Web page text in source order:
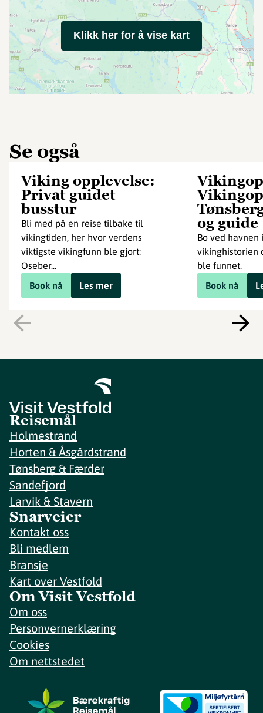
Klikk her for å vise kart
Se også
Viking opplevelse:
Privat guidet
busstur
Bli med på en reise tilbake til
vikingtiden, her hvor verdens
viktigste vikingfunn ble gjort:
Oseber...
Book nå
Les mer
og guide
Bo ved havnen
vikinghistorien
ble funnet.
Book nå
Reisemål
Holmestrand
Horten & Åsgårdstrand
Tønsberg & Færder
Sandefjord
Larvik & Stavern
Snarveier
Kontakt oss
Bli medlem
Bransje
Kart over Vestfold
Om Visit Vestfold
Om oss
Personvernerklæring
Cookies
Om nettstedet